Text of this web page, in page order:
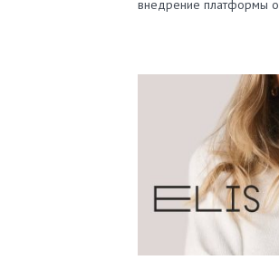
внедрение платформы